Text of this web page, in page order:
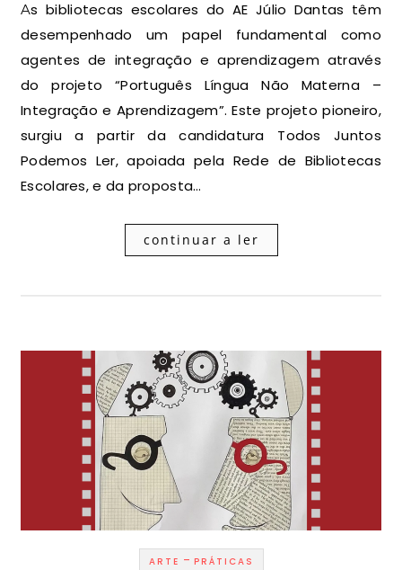
As bibliotecas escolares do AE Júlio Dantas têm
desempenhado um papel fundamental como
agentes de integração e aprendizagem através
do projeto “Português Língua Não Materna –
Integração e Aprendizagem”. Este projeto pioneiro,
surgiu a partir da candidatura Todos Juntos
Podemos Ler, apoiada pela Rede de Bibliotecas
Escolares, e da proposta…
continuar a ler
ARTE - PRÁTICAS